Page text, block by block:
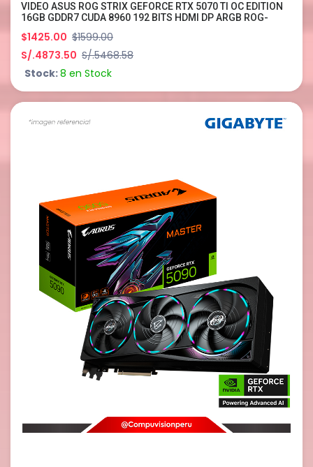
VIDEO ASUS ROG STRIX GEFORCE RTX 5070 TI OC EDITION
16GB GDDR7 CUDA 8960 192 BITS HDMI DP ARGB ROG-
$1425.00 $1599.00
S/.4873.50 S/.5468.58
Stock:8 en Stock